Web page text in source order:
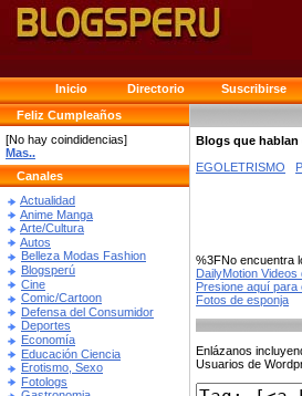
Inicio Directorio Suscribirse
Feliz Cumpleaños
[No hay coindidencias]
Mas..
Canales
Actualidad
Anime Manga
Arte/Cultura
Autos
Belleza Modas Fashion
Blogsperú
Cine
Comic/Cartoon
Defensa del Consumidor
Deportes
Economía
Educación Ciencia
Erotismo, Sexo
Fotologs
Blogs que hablan
EGOLETRISMO
%3FNo encuentra
DailyMotion Videos
Presione aquí para
Fotos de esponja
Enlázanos
Usuarios de